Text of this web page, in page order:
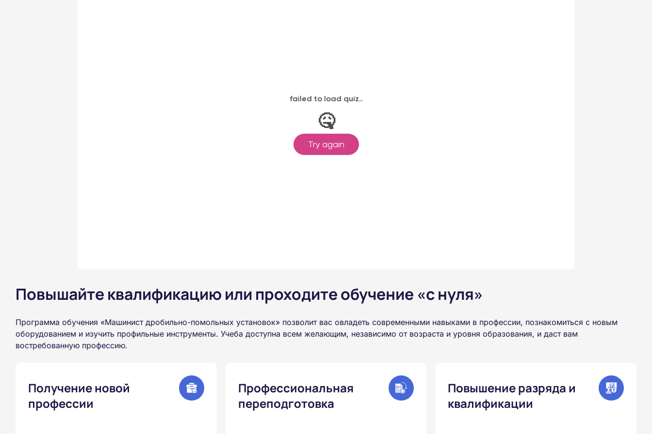
Повышайте квалификацию или проходите обучение «с нуля»
Программа обучения «Машинист дробильно-помольных установок» позволит вас овладеть современными навыками в профессии, познакомиться с новым
оборудованием и изучить профильные инструменты. Учеба доступна всем желающим, независимо от возраста и уровня образования, и даст вам
востребованную профессию.
Получение новой
профессии
Профессиональная
переподготовка
Повышение разряда и
квалификации